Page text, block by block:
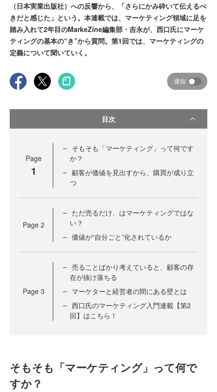
（日本実業出版社）への反響から、「さらにかみ砕いて伝えるべ
きだと感じた」という。本連載では、マーケティング領域に足を
踏み入れて2年目のMarkeZine編集部・吉永が、西口氏にマーケ
ティングの基本の“き”から質問。第1回では、マーケティングの
定義について聞いていく。
通知
目次
Page
1
そもそも「マーケティング」って何です
か？
顧客が価値を見出すから、購買が成り立
つ
Page 2
ただ売るだけ、はマーケティングではな
い？
価値が“自分ごと”化されているか
Page 3
売ることばかり考えていると、顧客の存
在が抜け落ちる
マーケターと経営者の間にある壁とは
西口氏のマーケティング入門連載【第2
回】はこちら！
そもそも「マーケティング」って何で
すか？